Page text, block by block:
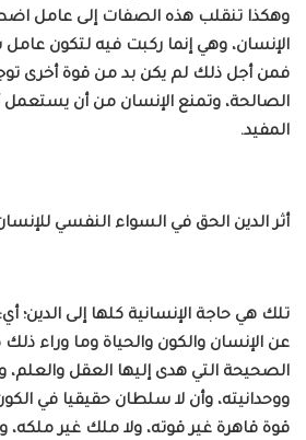
وهكذا تنقلب هذه الصفات إلى عامل
الإنسان، وهي إنما ركبت فيه لتكون
فمن أجل ذلك لم يكن بد من قوة أخرى
الصالحة، وتمنع الإنسان من أن يستعمل
المفيد.
أثر الدين الحق في السواء النفسي
تلك هي حاجة الإنسانية كلها إلى الدين؛
عن الإنسان والكون والحياة وما وراء ذلك
الصحيحة التي هدى إليها العقل والعلم،
ووحدانيته، وأن لا سلطان حقيقيا في
قوة قاهرة غير قوته، ولا ملك غير